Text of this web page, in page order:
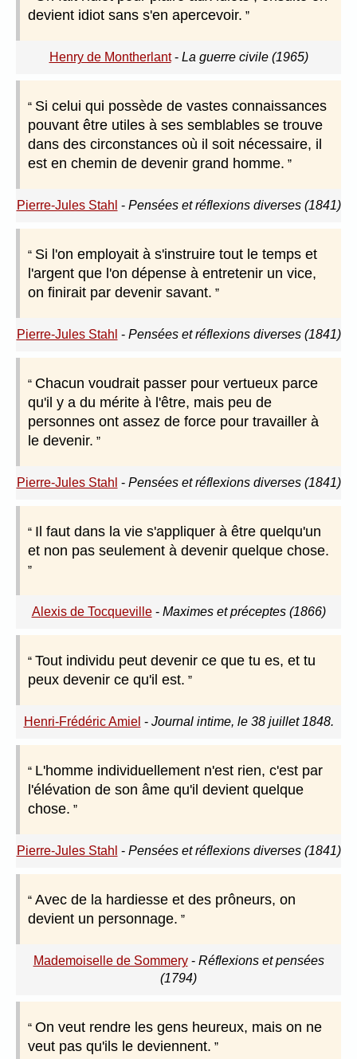
devient idiot sans s'en apercevoir.
Henry de Montherlant- La guerre civile (1965)
Si celui qui possède de vastes connaissances
pouvant être utiles à ses semblables se trouve
dans des circonstances où il soit nécessaire, il
est en chemin de devenir grand homme.
Pierre-Jules Stahl - Pensées et réflexions diverses (1841)
Si l'on employait à s'instruire tout le temps et
l'argent que l'on dépense à entretenir un vice,
on finirait par devenir savant.
Pierre-Jules Stahl - Pensées et réflexions diverses (1841)
Chacun voudrait passer pour vertueux parce
qu'il y a du mérite à l'être, mais peu de
personnes ont assez de force pour travailler à
le devenir.
Pierre-Jules Stahl - Pensées et réflexions diverses (1841)
Il faut dans la vie s'appliquer à être quelqu'un
et non pas seulement à devenir quelque chose.
Alexis de Tocqueville- Maximes et préceptes (1866)
Tout individu peut devenir ce que tu es, et tu
peux devenir ce qu'il est.
Henri-Frédéric Amiel - Journal intime, le 38 juillet 1848.
L'homme individuellement n'est rien, c'est par
l'élévation de son âme qu'il devient quelque
chose.
Pierre-Jules Stahl - Pensées et réflexions diverses (1841)
Avec de la hardiesse et des prôneurs, on
devient un personnage.
Mademoiselle de Sommery- Réflexions et pensées
(1794)
On veut rendre les gens heureux, mais on ne
veut pas qu'ils le deviennent.